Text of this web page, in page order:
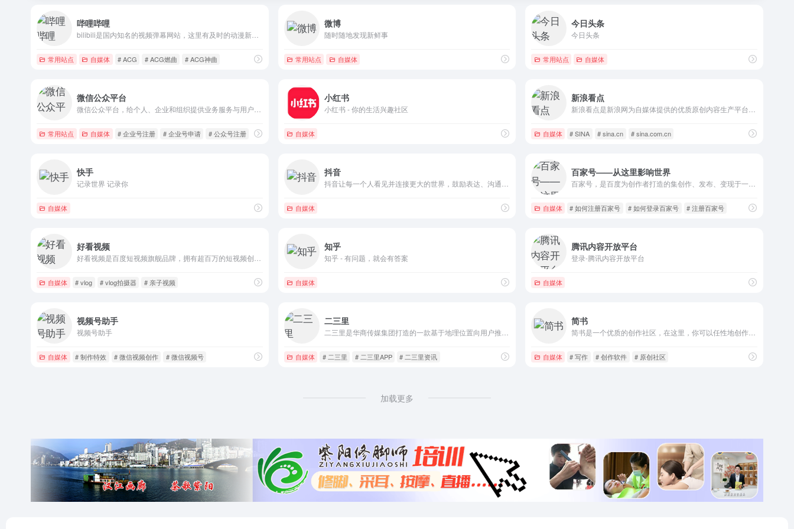
哔哩哔哩
常用站点 自媒体 # ACG # ACG燃曲 # ACG神曲
微博
随时随地发现新鲜事
常用站点 自媒体
今日头条
今日头条
常用站点 自媒体
微信公众平台
常用站点 自媒体 # 企业号注册 # 企业号申请 # 公众号注册
小红书
小红书 - 你的生活兴趣社区
自媒体
新浪看点
自媒体 # SINA # sina.cn # sina.com.cn
快手
记录世界 记录你
自媒体
抖音
自媒体
百家号——从这里影响世界
自媒体 # 如何注册百家号 # 如何登录百家号 # 注册百家号
好看视频
自媒体 # vlog # vlog拍摄器 # 亲子视频
知乎
知乎 - 有问题，就会有答案
自媒体
腾讯内容开放平台
登录-腾讯内容开放平台
自媒体
视频号助手
视频号助手
自媒体 # 制作特效 # 微信视频创作 # 微信视频号
二三里
自媒体 # 二三里 # 二三里APP # 二三里资讯
简书
自媒体 # 写作 # 创作软件 # 原创社区
加载更多